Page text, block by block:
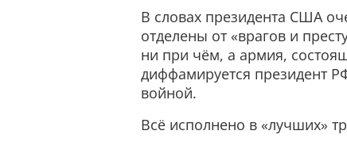
В словах президента США
отделены от «врагов и
ни при чём, а армия,
диффамируется президент
войной.
Всё исполнено в «лучших»